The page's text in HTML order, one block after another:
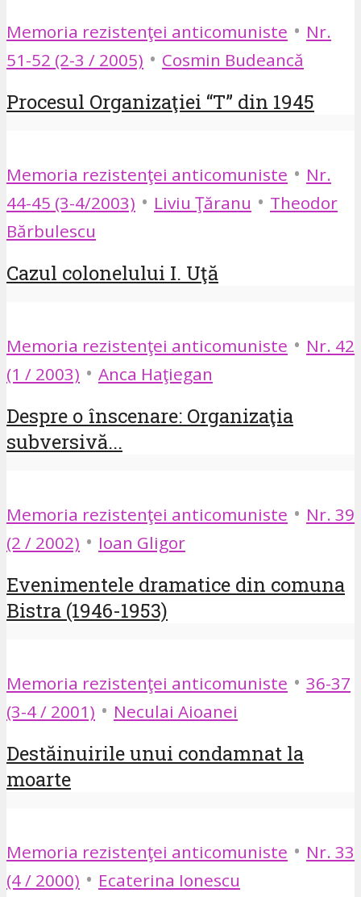
Memoria rezistenţei anticomuniste • Nr.
51-52 (2-3 / 2005) • Cosmin Budeancă
Procesul Organizaţiei “T” din 1945
Memoria rezistenţei anticomuniste • Nr.
44-45 (3-4/2003) • Liviu Ţăranu • Theodor
Bărbulescu
Cazul colonelului I. Uţă
Memoria rezistenţei anticomuniste • Nr. 42
(1 / 2003) • Anca Haţiegan
Despre o înscenare: Organizaţia
subversivă...
Memoria rezistenţei anticomuniste • Nr. 39
(2 / 2002) • Ioan Gligor
Evenimentele dramatice din comuna
Bistra (1946-1953)
Memoria rezistenţei anticomuniste • 36-37
(3-4 / 2001) • Neculai Aioanei
Destăinuirile unui condamnat la
moarte
Memoria rezistenţei anticomuniste • Nr. 33
(4 / 2000) • Ecaterina Ionescu